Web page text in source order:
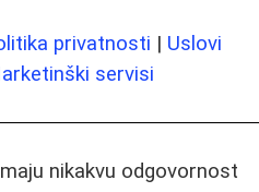
privatnosti | Uslovi
servisi
nikakvu odgovornost